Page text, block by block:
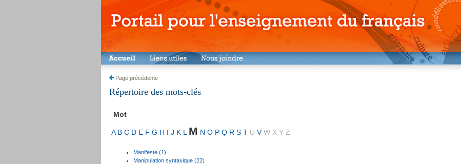
Page précédente
Répertoire des mots-clés
Mot
A B C D E F G H I J K L M N O P Q R S T U V W X Y Z
Manifeste (1)
Manipulation syntaxique (22)